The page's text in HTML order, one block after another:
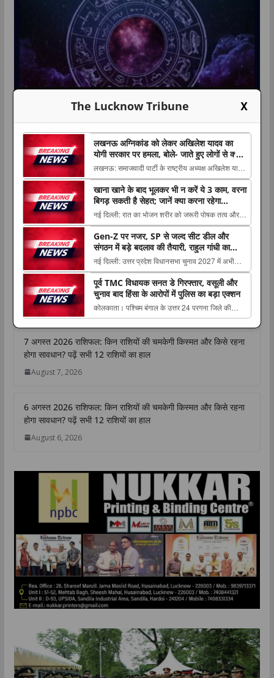
8 अगस्त 2026 राशिफल: किन राशियों की
चमकेगी किस्मत और किसे रहना होगा
सावधान? पढ़ें सभी 12 राशियों का हाल
August 8, 2026 TLT Desk
मेष राशि :- खान-पान में सावधानी रखें। कामकाज में आ रहा अवरोध दूर होकर
प्रगति का रास्ता मिल जाएगा। मान-सम्मान
W
h
a
t
s
A
p
F
a
c
e
b
o
o
T
w
i
t
t
e
r
L
i
n
k
e
d
C
o
p
y
L
i
S
h
a
r
e
7 अगस्त 2026 राशिफल: किन राशियों की चमकेगी किस्मत और किसे रहना
होगा सावधान? पढ़ें सभी 12 राशियों का हाल
August 7, 2026
6 अगस्त 2026 राशिफल: किन राशियों की चमकेगी किस्मत और किसे रहना
होगा सावधान? पढ़ें सभी 12 राशियों का हाल
August 6, 2026
The Lucknow Tribune X
लखनऊ अग्निकांड को लेकर अखिलेश यादव का
योगी सरकार पर हमला, बोले- जाते हुए लोगों से क्या
शिकवा, क्या शिकायत
लखनऊ: समाजवादी पार्टी के राष्ट्रीय अध्यक्ष अखिलेश यादव
ने लखनऊ अग्निकांड में बच्चे को खोने वाली एक मां के साथ
The post लखनऊ अग्निकांड को लेकर अखिलेश यादव का
योगी सरकार पर हमला, बोले- जाते हुए लोगों से क्या शिकवा,
क्या शिकायत appeared first on The Luc...
खाना खाने के बाद भूलकर भी न करें ये 3 काम, वरना
बिगड़ सकती है सेहत; जानें क्या करना रहेगा
फायदेमंद
नई दिल्ली: रात का भोजन शरीर को जरूरी पोषक तत्व और
ऊर्जा देने में अहम भूमिका निभाता है, लेकिन खाना The post
खाना खाने के बाद भूलकर भी न करें ये 3 काम, वरना बिगड़
सकती है सेहत; जानें क्या करना रहेगा फायदेमंद appeared
first on The Lucknow Tribune. ...
Gen-Z पर नजर, SP से जल्द सीट डील और
संगठन में बड़े बदलाव की तैयारी, राहुल गांधी का
‘मिशन UP 2027’ प्लान
नई दिल्ली: उत्तर प्रदेश विधानसभा चुनाव 2027 में अभी
समय है, लेकिन कांग्रेस ने राज्य में अपनी चुनावी तैयारियों को
The post Gen-Z पर नजर, SP से जल्द सीट डील और
संगठन में बड़े बदलाव की तैयारी, राहुल गांधी का ‘मिशन UP
2027’ प्लान appeared first on The Lu...
पूर्व TMC विधायक सनत डे गिरफ्तार, वसूली और
चुनाव बाद हिंसा के आरोपों में पुलिस का बड़ा एक्शन
कोलकाता। पश्चिम बंगाल के उत्तर 24 परगना जिले की
नैहाटी विधानसभा सीट से पूर्व तृणमूल कांग्रेस विधायक सनत
वसूली और चुनाव बाद हिंसा के आरोपों में पुलिस का बड़ा
एक्शन appeared first on The Lucknow